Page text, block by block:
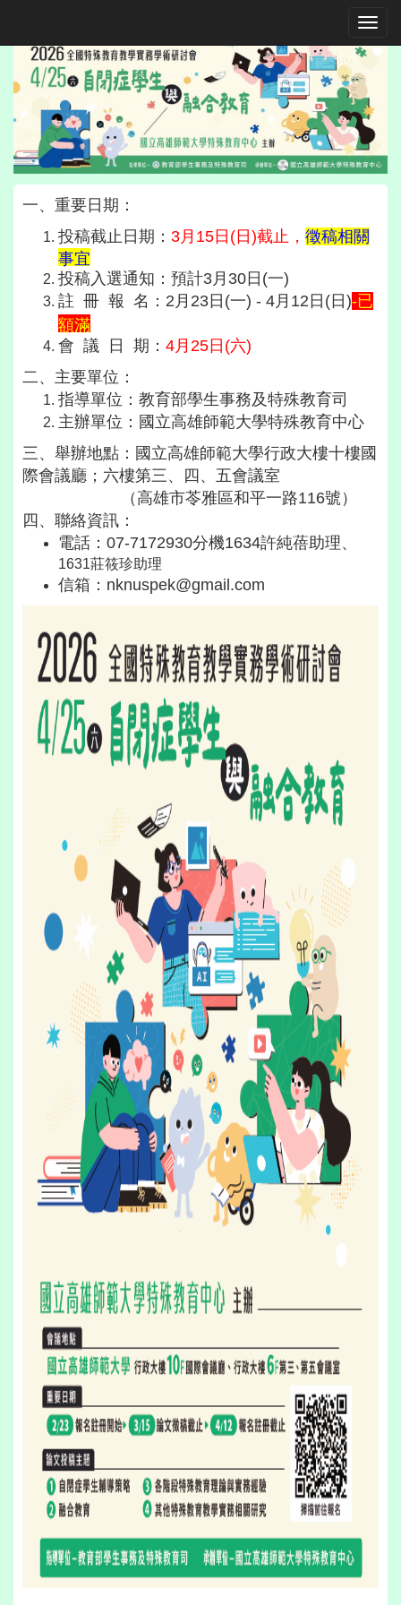
一、重要日期 ：
投稿截止日期 ： 3 月15日(日)截止， 徵稿相關
事宜
投稿入選通知 ：預計3月30日(一)
註 冊 報 名： 2月23日(一) - 4月12日(日)-已
額滿
會 議 日 期 ： 4月25日(六)
二、主要單位 ：
指導單位：教育部學生事務及特殊教育司
主辦單位：國立高雄師範大學特殊教育中心
三、舉辦地點 ：國立高雄師範大學行政大樓十樓國
際會議廳； 六樓第三、四、 五會議室
（高雄市苓雅區和平一路116號）
四、聯絡資訊 ：
電話 ： 07-7172930分機1634許純蓓助理、
1631莊筱珍助理
信箱 ：nknuspek@gmail.com